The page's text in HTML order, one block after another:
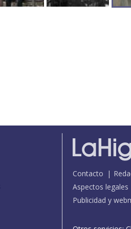
Contacto
Aspectos legales
Publicidad y